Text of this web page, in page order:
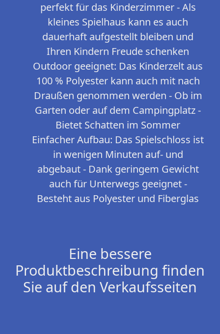
perfekt für das Kinderzimmer - Als
kleines Spielhaus kann es auch
dauerhaft aufgestellt bleiben und
Ihren Kindern Freude schenken
Outdoor geeignet: Das Kinderzelt aus
100 % Polyester kann auch mit nach
Draußen genommen werden - Ob im
Garten oder auf dem Campingplatz -
Bietet Schatten im Sommer
Einfacher Aufbau: Das Spielschloss ist
in wenigen Minuten auf- und
abgebaut - Dank geringem Gewicht
auch für Unterwegs geeignet -
Besteht aus Polyester und Fiberglas
Eine bessere
Produktbeschreibung finden
Sie auf den Verkaufsseiten